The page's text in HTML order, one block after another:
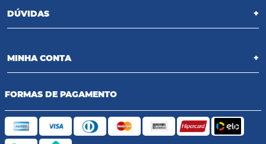
DÚVIDAS +
MINHA CONTA +
FORMAS DE PAGAMENTO